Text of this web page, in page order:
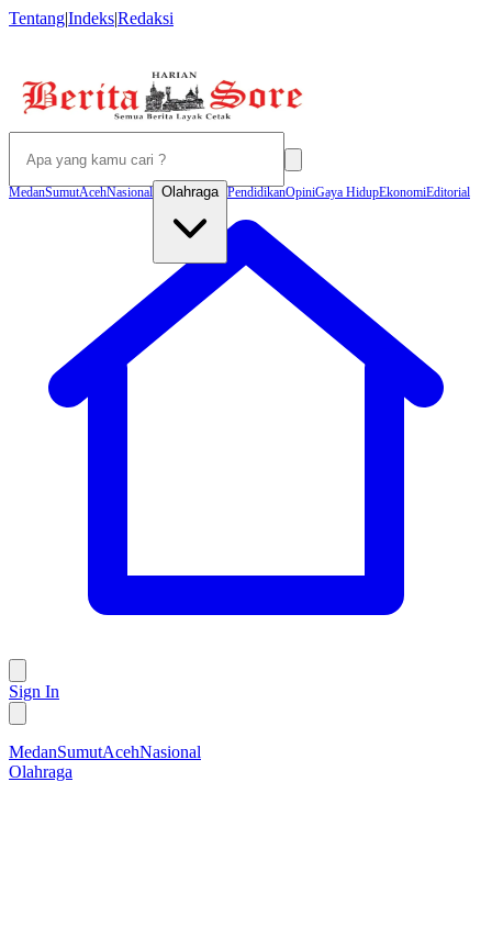
Tentang|Indeks|Redaksi
MedanSumutAcehNasional Olahraga PendidikanOpiniGaya HidupEkonomiEditorial
Sign In
MedanSumutAcehNasional
Olahraga